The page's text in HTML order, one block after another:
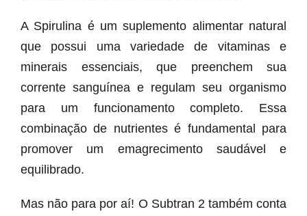
A Spirulina é um suplemento alimentar natural
que possui uma variedade de vitaminas e
minerais essenciais, que preenchem sua
corrente sanguínea e regulam seu organismo
para um funcionamento completo. Essa
combinação de nutrientes é fundamental para
promover um emagrecimento saudável e
equilibrado.
Mas não para por aí! O Subtran 2 também conta